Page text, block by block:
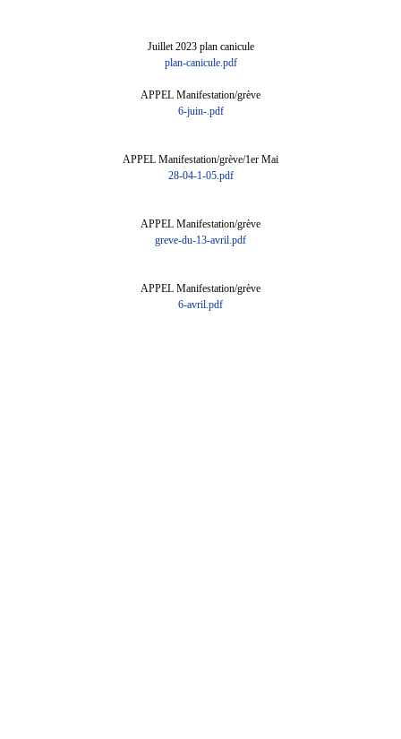
Juillet 2023 plan canicule
plan-canicule.pdf
APPEL Manifestation/grève
6-juin-.pdf
APPEL Manifestation/grève/1er Mai
28-04-1-05.pdf
APPEL Manifestation/grève
greve-du-13-avril.pdf
APPEL Manifestation/grève
6-avril.pdf